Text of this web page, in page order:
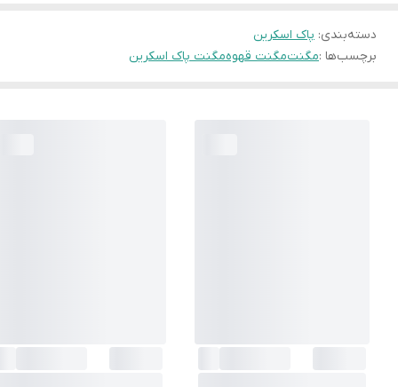
دسته‌بندی: پاک اسکرین
برچسب‌ها :مگنتمگنت قهوهمگنت پاک اسکرین